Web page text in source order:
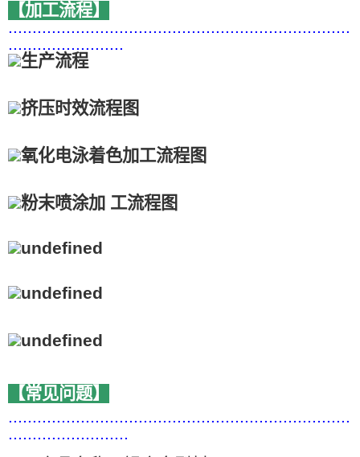
【加工流程】
.......................................................................
........................
【常见问题】
.......................................................................
.........................